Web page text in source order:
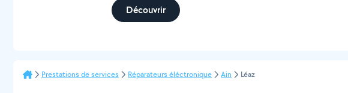
Découvrir
Prestations de services Réparateurs éléctronique Ain Léaz